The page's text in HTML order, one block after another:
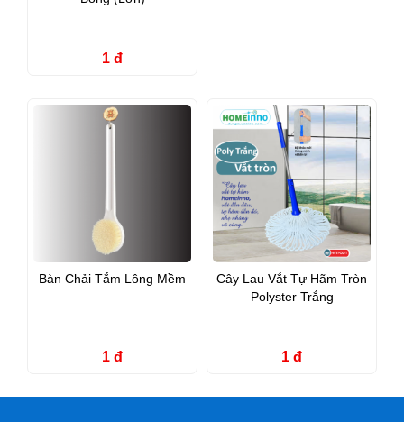
1 đ
Bàn Chải Tắm Lông Mềm
1 đ
Cây Lau Vắt Tự Hãm Tròn
Polyster Trắng
1 đ